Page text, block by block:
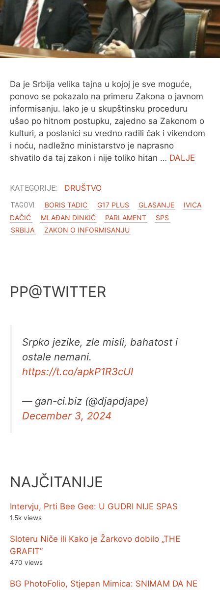
O MENI
Da je Srbija velika tajna u kojoj je sve moguće,
ponovo se pokazalo na primeru Zakona o javnom
informisanju. Iako je u skupštinsku proceduru
ušao po hitnom postupku, zajedno sa Zakonom o
kulturi, a poslanici su vredno radili čak i vikendom
i noću, nadležno ministarstvo je naprasno
shvatilo da taj zakon i nije toliko hitan … DALJE
DRUŠTVO
BORIS TADIC G17 PLUS GLASANJE
IVICA
DAČIĆ
MLAĐAN DINKIĆ PARLAMENT
SPS
SRBIJA
ZAKON O INFORMISANJU
PP@TWITTER
Srpko jezike, zle misli, bahatost i
ostale nemani.
https://t.co/apkP1R3cUI
— gan-ci.biz (@djapdjape)
December 3, 2024
NAJČITANIJE
Intervju, Prti Bee Gee: U GUDRI NIJE SPAS
1.5k views
Sloteru Niče ili Kako je Žarkovo dobilo „THE
GRAFIT”
470 views
BG PhotoFolio, Stjepan Mimica: SNIMAM DA NE